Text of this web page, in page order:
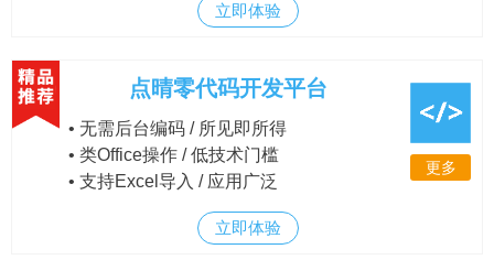
立即体验
点晴零代码开发平台
• 无需后台编码 / 所见即所得
• 类Office操作 / 低技术门槛
• 支持Excel导入 / 应用广泛
更多
立即体验